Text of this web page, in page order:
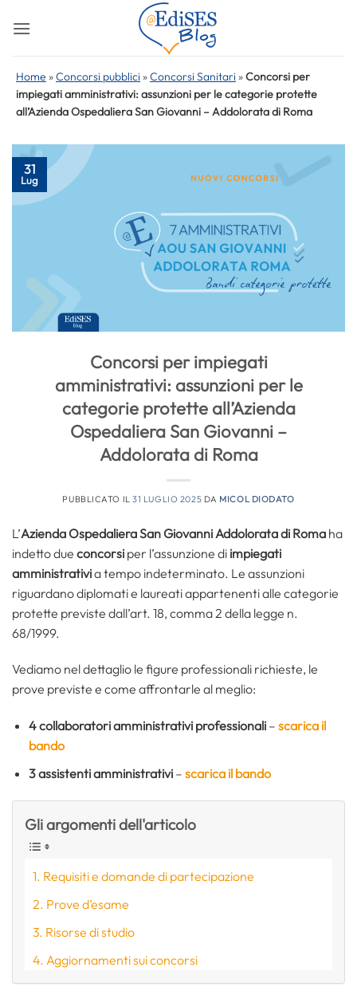
Home »Concorsi pubblici »Concorsi Sanitari »Concorsi per
impiegati amministrativi: assunzioni per le categorie protette
all’Azienda Ospedaliera San Giovanni – Addolorata di Roma
31
Lug
Concorsi per impiegati
amministrativi: assunzioni per le
categorie protette all’Azienda
Ospedaliera San Giovanni –
Addolorata di Roma
PUBBLICATO IL31 LUGLIO 2025 DA MICOL DIODATO
L’Azienda Ospedaliera San Giovanni Addolorata di Roma ha
indetto due concorsi per l’assunzione di impiegati
amministrativia tempo indeterminato. Le assunzioni
riguardano diplomati e laureati appartenenti alle categorie
protette previste dall’art. 18, comma 2 della legge n.
68/1999.
Vediamo nel dettaglio le figure professionali richieste, le
prove previste e come affrontarle al meglio:
4collaboratori amministrativi professionali– scarica il
bando
3assistenti amministrativi – scarica il bando
Gli argomenti dell'articolo
Requisiti e domande di partecipazione
Prove d’esame
Risorse di studio
Aggiornamenti sui concorsi